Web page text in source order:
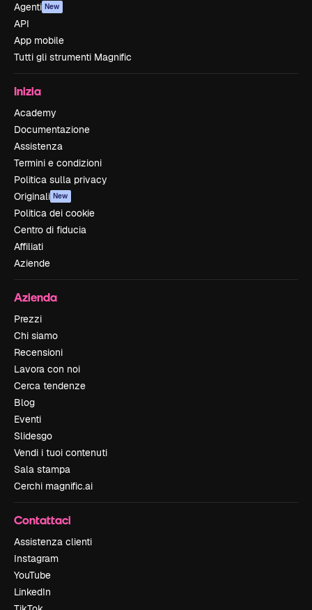
Agenti New
API
App mobile
Tutti gli strumenti Magnific
Inizia
Academy
Documentazione
Assistenza
Termini e condizioni
Politica sulla privacy
Originali New
Politica dei cookie
Centro di fiducia
Affiliati
Aziende
Azienda
Prezzi
Chi siamo
Recensioni
Lavora con noi
Cerca tendenze
Blog
Eventi
Slidesgo
Vendi i tuoi contenuti
Sala stampa
Cerchi magnific.ai
Contattaci
Assistenza clienti
Instagram
YouTube
LinkedIn